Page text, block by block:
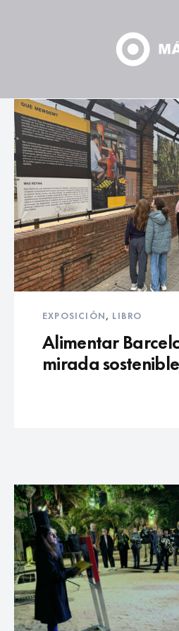
EXPOSICIÓN, LIBRO
Alimentar
mirada sostenible